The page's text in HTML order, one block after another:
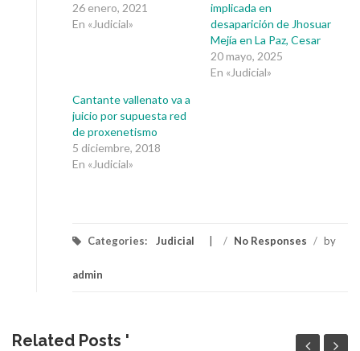
26 enero, 2021
En «Judicial»
implicada en
desaparición de Jhosuar
Mejía en La Paz, Cesar
20 mayo, 2025
En «Judicial»
Cantante vallenato va a
juicio por supuesta red
de proxenetismo
5 diciembre, 2018
En «Judicial»
Categories: Judicial / No Responses / by
admin
Related Posts '